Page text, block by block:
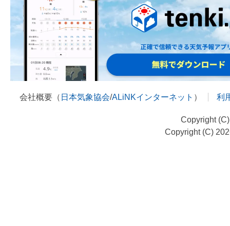
会社概要（ 日本気象協会/ALiNKインターネット ） 利
Copyright
Copyright (C)